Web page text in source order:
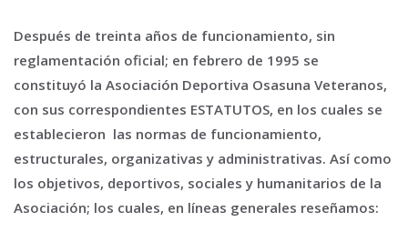
Después de treinta años de funcionamiento, sin
reglamentación oficial; en febrero de 1995 se
constituyó la Asociación Deportiva Osasuna Veteranos,
con sus correspondientes ESTATUTOS, en los cuales se
establecieron las normas de funcionamiento,
estructurales, organizativas y administrativas. Así como
los objetivos, deportivos, sociales y humanitarios de la
Asociación; los cuales, en líneas generales reseñamos: